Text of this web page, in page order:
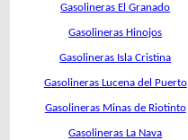
Gasolineras El Granado
Gasolineras Hinojos
Gasolineras Isla Cristina
Gasolineras Lucena del Puerto
Gasolineras Minas de Riotinto
Gasolineras La Nava